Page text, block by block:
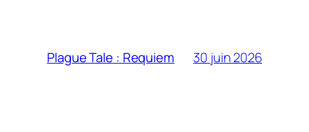
Plague Tale : Requiem 30 juin 2026